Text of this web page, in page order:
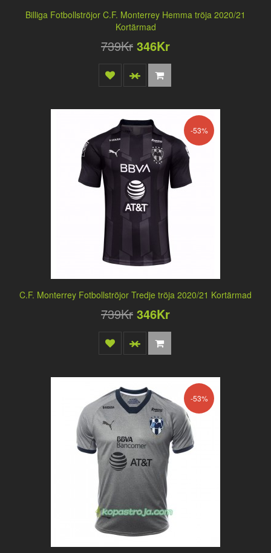
Billiga Fotbollströjor C.F. Monterrey Hemma tröja 2020/21
Kortärmad
739Kr 346Kr
-53%
C.F. Monterrey Fotbollströjor Tredje tröja 2020/21 Kortärmad
739Kr 346Kr
-53%